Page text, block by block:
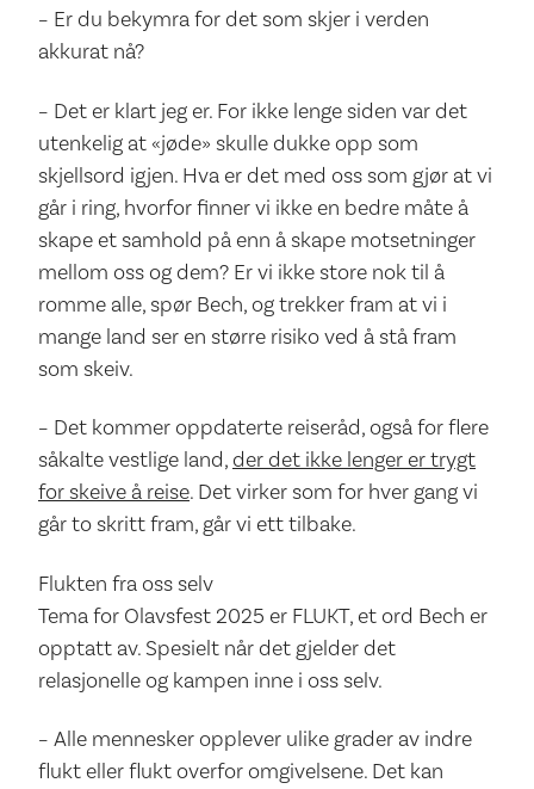
– Er du bekymra for det som skjer i verden
akkurat nå?
– Det er klart jeg er. For ikke lenge siden var det
utenkelig at «jøde» skulle dukke opp som
skjellsord igjen. Hva er det med oss som gjør at vi
går i ring, hvorfor finner vi ikke en bedre måte å
skape et samhold på enn å skape motsetninger
mellom oss og dem? Er vi ikke store nok til å
romme alle, spør Bech, og trekker fram at vi i
mange land ser en større risiko ved å stå fram
som skeiv.
– Det kommer oppdaterte reiseråd, også for flere
såkalte vestlige land, der det ikke lenger er trygt
for skeive å reise. Det virker som for hver gang vi
går to skritt fram, går vi ett tilbake.
Flukten fra oss selv
Tema for Olavsfest 2025 er FLUKT, et ord Bech er
opptatt av. Spesielt når det gjelder det
relasjonelle og kampen inne i oss selv.
– Alle mennesker opplever ulike grader av indre
flukt eller flukt overfor omgivelsene. Det kan